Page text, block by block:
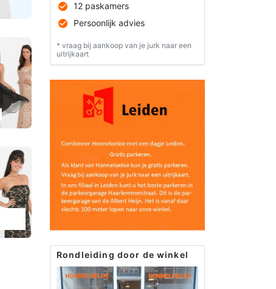
12 paskamers
Persoonlijk advies
* vraag bij aankoop van je jurk naar een
uitrijkaart
Rondleiding door de winkel